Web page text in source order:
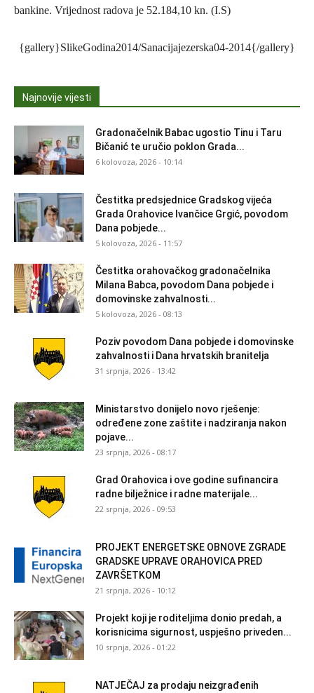
bankine. Vrijednost radova je 52.184,10 kn. (I.S)
{gallery}SlikeGodina2014/Sanacijajezerska04-2014{/gallery}
Najnovije vijesti
Gradonačelnik Babac ugostio Tinu i Taru
Bičanić te uručio poklon Grada...
6 kolovoza, 2026 - 10:14
Čestitka predsjednice Gradskog vijeća
Grada Orahovice Ivančice Grgić, povodom
Dana pobjede...
5 kolovoza, 2026 - 11:57
Čestitka orahovačkog gradonačelnika
Milana Babca, povodom Dana pobjede i
domovinske zahvalnosti...
5 kolovoza, 2026 - 08:13
Poziv povodom Dana pobjede i domovinske
zahvalnosti i Dana hrvatskih branitelja
31 srpnja, 2026 - 13:42
Ministarstvo donijelo novo rješenje:
određene zone zaštite i nadziranja nakon
pojave...
23 srpnja, 2026 - 08:17
Grad Orahovica i ove godine sufinancira
radne bilježnice i radne materijale...
22 srpnja, 2026 - 09:53
PROJEKT ENERGETSKE OBNOVE ZGRADE
GRADSKE UPRAVE ORAHOVICA PRED
ZAVRŠETKOM
21 srpnja, 2026 - 10:12
Projekt koji je roditeljima donio predah, a
korisnicima sigurnost, uspješno priveden...
10 srpnja, 2026 - 01:22
NATJEČAJ za prodaju neizgrađenih